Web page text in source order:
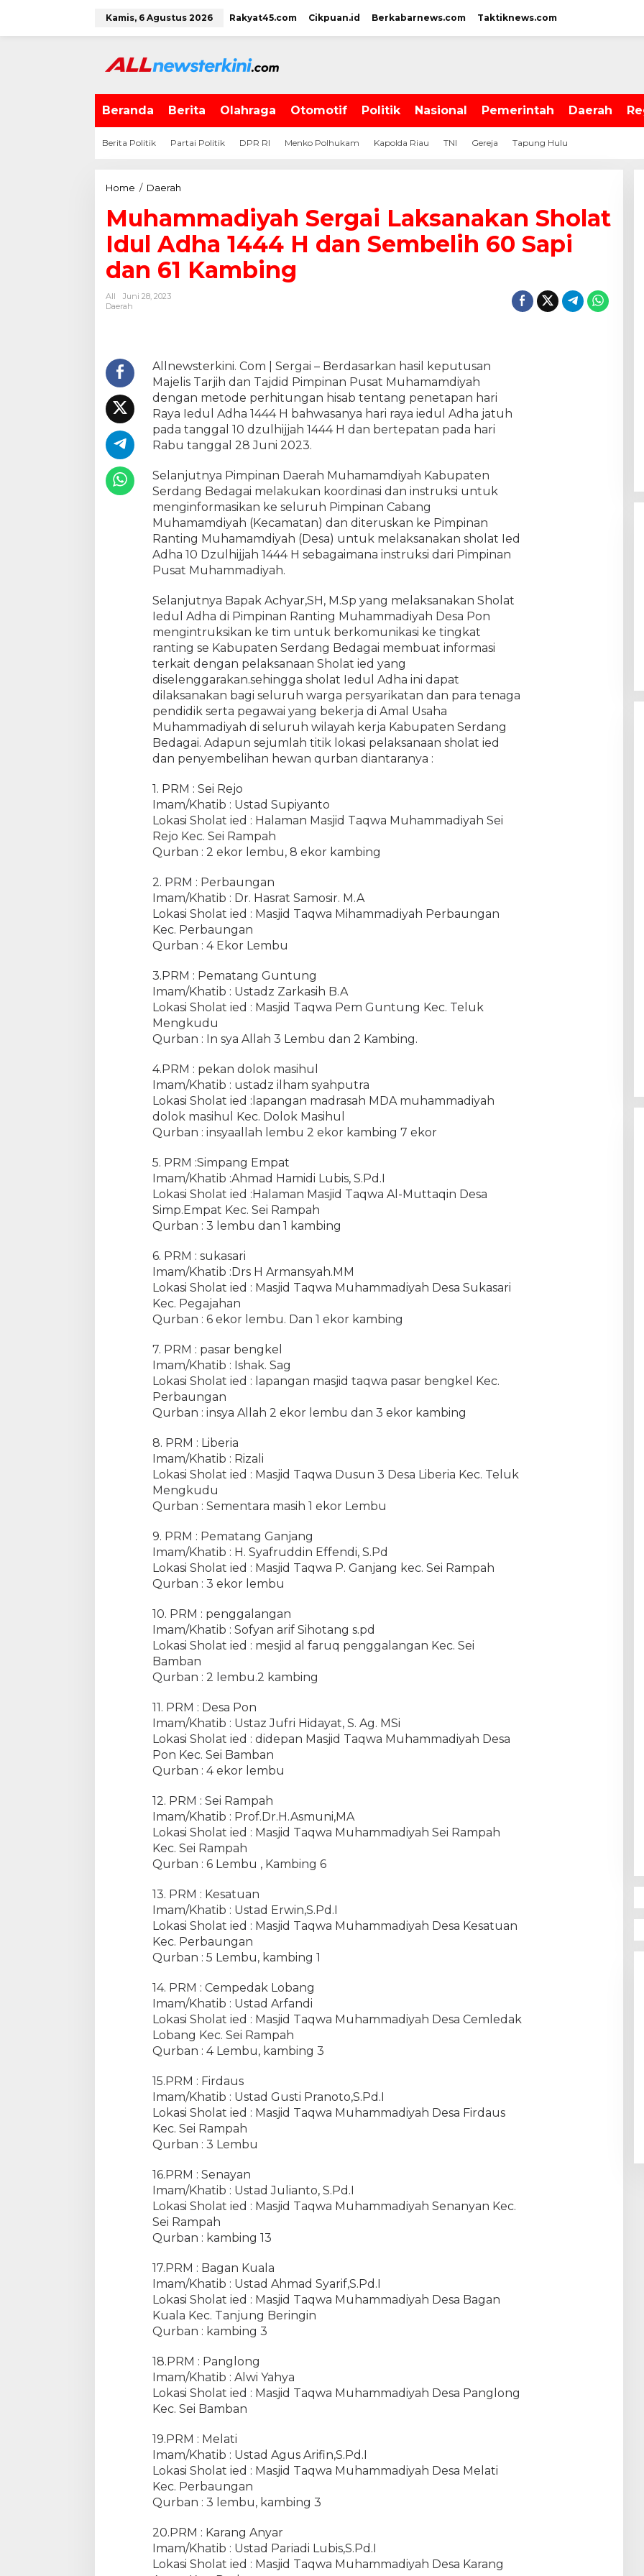
w
Kamis, 6 Agustus 2026 Rakyat45.com Cikpuan.id Berkabarnews.com Taktiknews.com
Beranda Berita Olahraga Otomotif Politik Nasional Pemerintah Daerah
Berita Politik Partai Politik DPR RI Menko Polhukam Kapolda Riau TNI Gereja Tapung Hulu
Home / Daerah
h
m
m
e
r
g
a
L
k
s
a
n
a
a
n
h
o
l
a
t
I
d
u
A
d
h
1
4
4
4
H
a
S
e
m
b
l
i
h
6
0
a
d
a
n
1
K
a
m
b
n
Muhammadiyah Sergai Laksanakan Sholat
Idul Adha 1444 H dan Sembelih 60 Sapi
dan 61 Kambing
All
Juni 28, 2023
Daerah
Allnewsterkini. Com | Sergai – Berdasarkan hasil keputusan
Majelis Tarjih dan Tajdid Pimpinan Pusat Muhamamdiyah
dengan metode perhitungan hisab tentang penetapan hari
Raya Iedul Adha 1444 H bahwasanya hari raya iedul Adha jatuh
pada tanggal 10 dzulhijjah 1444 H dan bertepatan pada hari
Rabu tanggal 28 Juni 2023.
Selanjutnya Pimpinan Daerah Muhamamdiyah Kabupaten
Serdang Bedagai melakukan koordinasi dan instruksi untuk
menginformasikan ke seluruh Pimpinan Cabang
Muhamamdiyah (Kecamatan) dan diteruskan ke Pimpinan
Ranting Muhamamdiyah (Desa) untuk melaksanakan sholat Ied
Adha 10 Dzulhijjah 1444 H sebagaimana instruksi dari Pimpinan
Pusat Muhammadiyah.
Selanjutnya Bapak Achyar,SH, M.Sp yang melaksanakan Sholat
Iedul Adha di Pimpinan Ranting Muhammadiyah Desa Pon
mengintruksikan ke tim untuk berkomunikasi ke tingkat
ranting se Kabupaten Serdang Bedagai membuat informasi
terkait dengan pelaksanaan Sholat ied yang
diselenggarakan.sehingga sholat Iedul Adha ini dapat
dilaksanakan bagi seluruh warga persyarikatan dan para tenaga
pendidik serta pegawai yang bekerja di Amal Usaha
Muhammadiyah di seluruh wilayah kerja Kabupaten Serdang
Bedagai. Adapun sejumlah titik lokasi pelaksanaan sholat ied
dan penyembelihan hewan qurban diantaranya :
1. PRM : Sei Rejo
Imam/Khatib : Ustad Supiyanto
Lokasi Sholat ied : Halaman Masjid Taqwa Muhammadiyah Sei
Rejo Kec. Sei Rampah
Qurban : 2 ekor lembu, 8 ekor kambing
2. PRM : Perbaungan
Imam/Khatib : Dr. Hasrat Samosir. M.A
Lokasi Sholat ied : Masjid Taqwa Mihammadiyah Perbaungan
Kec. Perbaungan
Qurban : 4 Ekor Lembu
3.PRM : Pematang Guntung
Imam/Khatib : Ustadz Zarkasih B.A
Lokasi Sholat ied : Masjid Taqwa Pem Guntung Kec. Teluk
Mengkudu
Qurban : In sya Allah 3 Lembu dan 2 Kambing.
4.PRM : pekan dolok masihul
Imam/Khatib : ustadz ilham syahputra
Lokasi Sholat ied :lapangan madrasah MDA muhammadiyah
dolok masihul Kec. Dolok Masihul
Qurban : insyaallah lembu 2 ekor kambing 7 ekor
5. PRM :Simpang Empat
Imam/Khatib :Ahmad Hamidi Lubis, S.Pd.I
Lokasi Sholat ied :Halaman Masjid Taqwa Al-Muttaqin Desa
Simp.Empat Kec. Sei Rampah
Qurban : 3 lembu dan 1 kambing
6. PRM : sukasari
Imam/Khatib :Drs H Armansyah.MM
Lokasi Sholat ied : Masjid Taqwa Muhammadiyah Desa Sukasari
Kec. Pegajahan
Qurban : 6 ekor lembu. Dan 1 ekor kambing
7. PRM : pasar bengkel
Imam/Khatib : Ishak. Sag
Lokasi Sholat ied : lapangan masjid taqwa pasar bengkel Kec.
Perbaungan
Qurban : insya Allah 2 ekor lembu dan 3 ekor kambing
8. PRM : Liberia
Imam/Khatib : Rizali
Lokasi Sholat ied : Masjid Taqwa Dusun 3 Desa Liberia Kec. Teluk
Mengkudu
Qurban : Sementara masih 1 ekor Lembu
9. PRM : Pematang Ganjang
Imam/Khatib : H. Syafruddin Effendi, S.Pd
Lokasi Sholat ied : Masjid Taqwa P. Ganjang kec. Sei Rampah
Qurban : 3 ekor lembu
10. PRM : penggalangan
Imam/Khatib : Sofyan arif Sihotang s.pd
Lokasi Sholat ied : mesjid al faruq penggalangan Kec. Sei
Bamban
Qurban : 2 lembu.2 kambing
11. PRM : Desa Pon
Imam/Khatib : Ustaz Jufri Hidayat, S. Ag. MSi
Lokasi Sholat ied : didepan Masjid Taqwa Muhammadiyah Desa
Pon Kec. Sei Bamban
Qurban : 4 ekor lembu
12. PRM : Sei Rampah
Imam/Khatib : Prof.Dr.H.Asmuni,MA
Lokasi Sholat ied : Masjid Taqwa Muhammadiyah Sei Rampah
Kec. Sei Rampah
Qurban : 6 Lembu , Kambing 6
13. PRM : Kesatuan
Imam/Khatib : Ustad Erwin,S.Pd.I
Lokasi Sholat ied : Masjid Taqwa Muhammadiyah Desa Kesatuan
Kec. Perbaungan
Qurban : 5 Lembu, kambing 1
14. PRM : Cempedak Lobang
Imam/Khatib : Ustad Arfandi
Lokasi Sholat ied : Masjid Taqwa Muhammadiyah Desa Cemledak
Lobang Kec. Sei Rampah
Qurban : 4 Lembu, kambing 3
15.PRM : Firdaus
Imam/Khatib : Ustad Gusti Pranoto,S.Pd.I
Lokasi Sholat ied : Masjid Taqwa Muhammadiyah Desa Firdaus
Kec. Sei Rampah
Qurban : 3 Lembu
16.PRM : Senayan
Imam/Khatib : Ustad Julianto, S.Pd.I
Lokasi Sholat ied : Masjid Taqwa Muhammadiyah Senanyan Kec.
Sei Rampah
Qurban : kambing 13
17.PRM : Bagan Kuala
Imam/Khatib : Ustad Ahmad Syarif,S.Pd.I
Lokasi Sholat ied : Masjid Taqwa Muhammadiyah Desa Bagan
Kuala Kec. Tanjung Beringin
Qurban : kambing 3
18.PRM : Panglong
Imam/Khatib : Alwi Yahya
Lokasi Sholat ied : Masjid Taqwa Muhammadiyah Desa Panglong
Kec. Sei Bamban
19.PRM : Melati
Imam/Khatib : Ustad Agus Arifin,S.Pd.I
Lokasi Sholat ied : Masjid Taqwa Muhammadiyah Desa Melati
Kec. Perbaungan
Qurban : 3 lembu, kambing 3
20.PRM : Karang Anyar
Imam/Khatib : Ustad Pariadi Lubis,S.Pd.I
Lokasi Sholat ied : Masjid Taqwa Muhammadiyah Desa Karang